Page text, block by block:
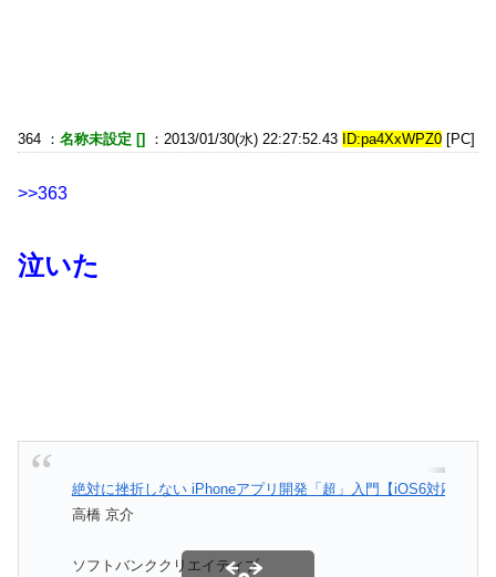
364 ： 名称未設定 [] ：2013/01/30(水) 22:27:52.43 ID:pa4XxWPZ0 [PC]
>>363
泣いた
絶対に挫折しない iPhoneアプリ開発「超」入門【iOS6対応版】
高橋 京介
ソフトバンククリエイティブ